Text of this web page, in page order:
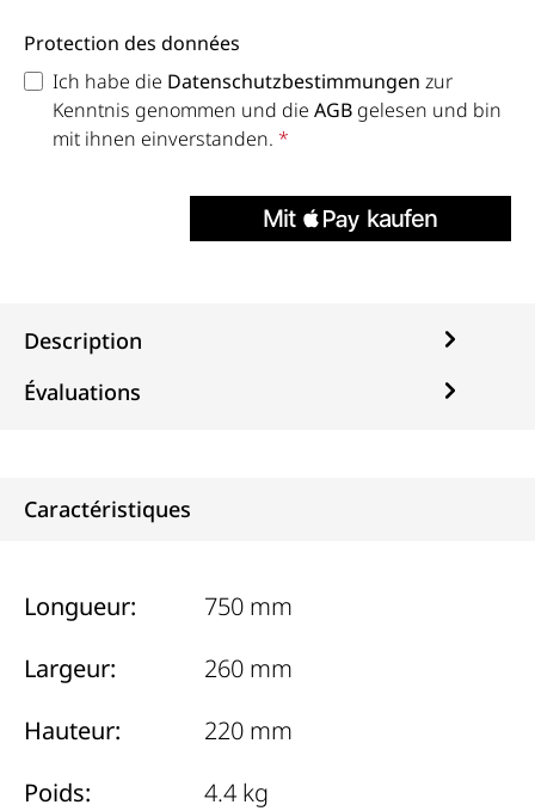
Protection des données
Ich habe die Datenschutzbestimmungen zur
Kenntnis genommen und die AGB gelesen und bin
mit ihnen einverstanden. *
Description
Évaluations
Caractéristiques
Longueur:
750 mm
Largeur:
260 mm
Hauteur:
220 mm
Poids:
4.4 kg